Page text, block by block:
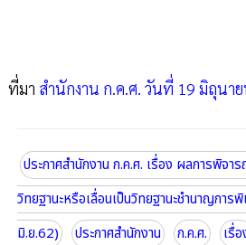
ที่มา สำนักงาน ก.ค.ศ. วันที่ 19 มิถุนา
ประกาศสำนักงาน ก.ค.ศ. เรื่อง ผลการพิ
วิทยฐานะหรือเลื่อนเป็นวิทยฐานะชำนาญกา
มิ.ย.62)
ประกาศสำนักงาน ก.ค.ศ. เรื่